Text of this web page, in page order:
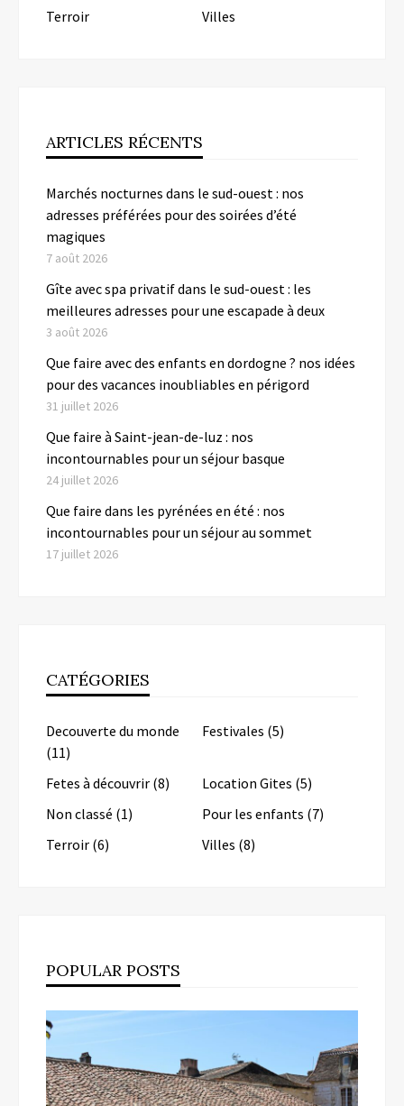
Terroir
Villes
ARTICLES RÉCENTS
Marchés nocturnes dans le sud-ouest : nos
adresses préférées pour des soirées d’été
magiques
7 août 2026
Gîte avec spa privatif dans le sud-ouest : les
meilleures adresses pour une escapade à deux
3 août 2026
Que faire avec des enfants en dordogne ? nos idées
pour des vacances inoubliables en périgord
31 juillet 2026
Que faire à Saint-jean-de-luz : nos
incontournables pour un séjour basque
24 juillet 2026
Que faire dans les pyrénées en été : nos
incontournables pour un séjour au sommet
17 juillet 2026
CATÉGORIES
Decouverte du monde
(11)
Festivales (5)
Fetes à découvrir (8) Location Gites (5)
Non classé (1) Pour les enfants (7)
Terroir (6) Villes (8)
POPULAR POSTS